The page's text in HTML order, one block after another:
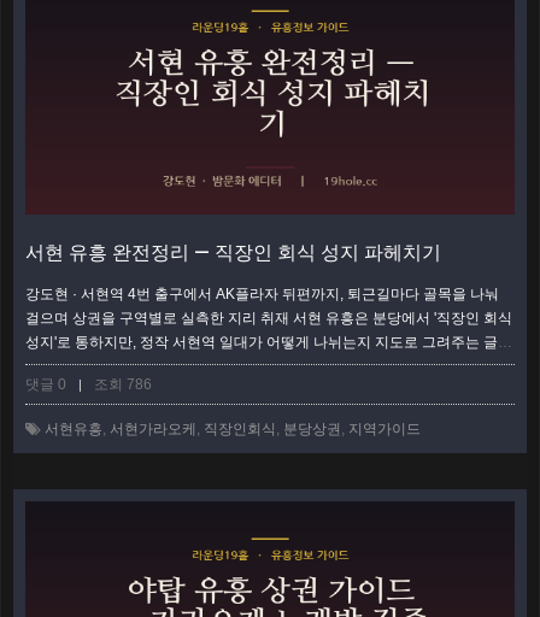
서현 유흥 완전정리 — 직장인 회식 성지 파헤치기
강도현 · 서현역 4번 출구에서 AK플라자 뒤편까지, 퇴근길마다 골목을 나눠
걸으며 상권을 구역별로 실측한 지리 취재 서현 유흥은 분당에서 '직장인 회식
성지'로 통하지만, 정작 서현역 일대가 어떻게 나뉘는지 지도로 그려주는 글은
드물다. 서현은 한 덩어리가 아니라 역을 중심으로 성격이 다른 세 구역이 붙
어 있는 상권이다. 어느 골목으로 들어가느냐에 따라 만나는 업종도, 가격대
어디에 몰려 있는지를 발로 확인한 순서대로 안내한다. 서현역 로데오 — 상권
댓글 0 | 조회 786
서현유흥, 서현가라오케 , 직장인회식 , 분당상권 , 지역가이드